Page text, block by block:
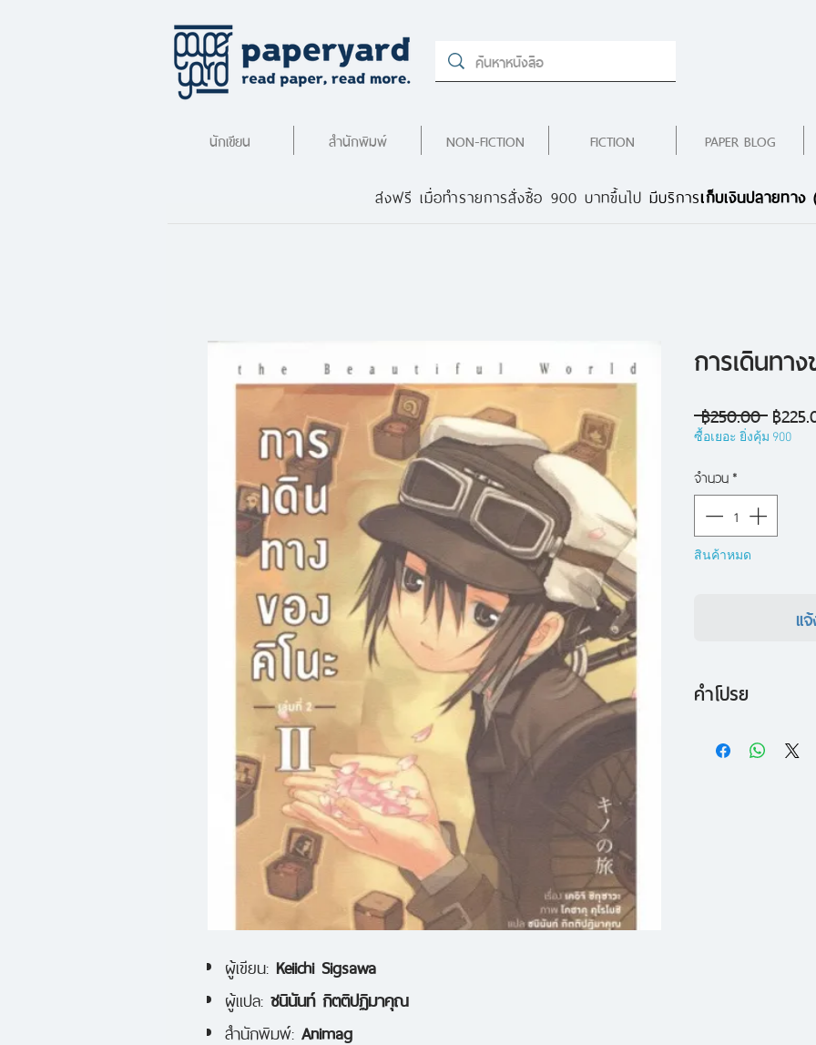
นักเขียน สำนักพิมพ์ NON-FICTION FICTION PAPER BLOG
ผู้เขียน: Keiichi Sigsawa
ผู้แปล: ชนินันท์ กิตติปฏิมาคุณ
สำนักพิมพ์: Animag
การเดินทา
฿250.00 ราคา
ปกติ
฿
ซื้อเยอะ ยิ่งคุ้ม 900
จำนวน*
สินค้าหมด
แ
คำโปรย
คิโนะเงยหน้ามอง
ส่งฟรี เมื่อทำรายการสั่งซื้อ 900 บาทขึ้นไป มีบริการเก็บเงินปลายทาง